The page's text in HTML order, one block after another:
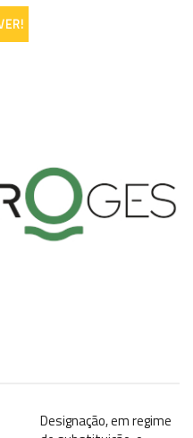
Designação, em regime